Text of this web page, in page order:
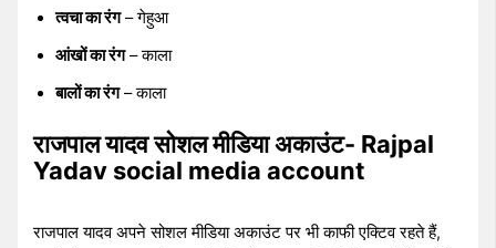
त्वचा का रंग– गेहुआ
आंखों का रंग– काला
बालों का रंग– काला
राजपाल यादव सोशल मीडिया अकाउंट- Rajpal
Yadav social media account
राजपाल यादव अपने सोशल मीडिया अकाउंट पर भी काफी एक्टिव रहते हैं,